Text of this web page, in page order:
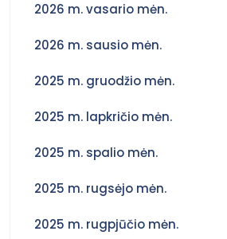
2026 m. vasario mėn.
2026 m. sausio mėn.
2025 m. gruodžio mėn.
2025 m. lapkričio mėn.
2025 m. spalio mėn.
2025 m. rugsėjo mėn.
2025 m. rugpjūčio mėn.